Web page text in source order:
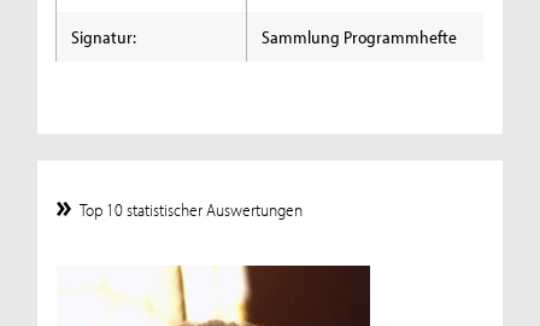
Signatur: Sammlung Programmhefte
Top 10 statistischer Auswertungen